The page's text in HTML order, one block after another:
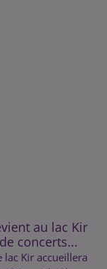
au lac Kir
concerts...
lac Kir accueillera